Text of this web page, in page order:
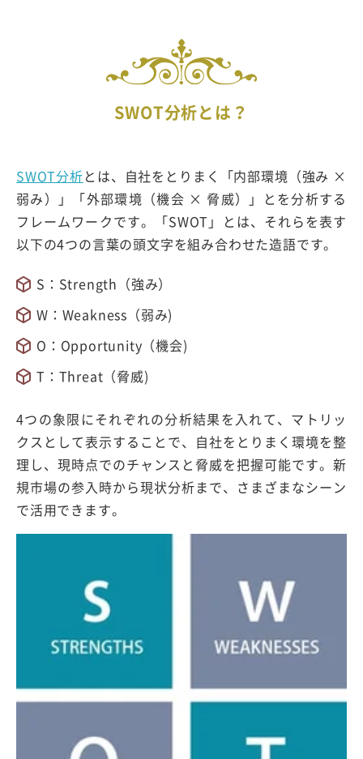
SWOT分析とは？
SWOT分析とは、自社をとりまく「内部環境（強み ×
弱み）」「外部環境（機会 × 脅威）」とを分析する
フレームワークです。「SWOT」とは、それらを表す
以下の4つの言葉の頭文字を組み合わせた造語です。
S：Strength（強み）
W：Weakness（弱み)
O：Opportunity（機会)
T：Threat（脅威)
4つの象限にそれぞれの分析結果を入れて、マトリッ
クスとして表示することで、自社をとりまく環境を整
理し、現時点でのチャンスと脅威を把握可能です。新
規市場の参入時から現状分析まで、さまざまなシーン
で活用できます。